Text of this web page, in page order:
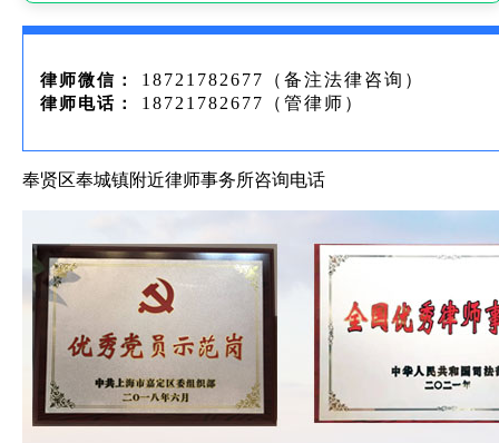
律师微信： 18721782677（备注法律咨询）
律师电话： 18721782677（管律师）
奉贤区奉城镇附近律师事务所咨询电话